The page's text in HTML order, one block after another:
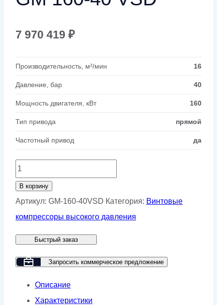
7 970 419 ₽
Производительность, м³/мин 16
Давление, бар 40
Мощность двигателя, кВт 160
Тип привода прямой
Частотный привод да
Количество
товара
Винтовой
компрессор
GM
160-
В корзину
Артикул: GM-160-40VSD Категория: Винтовые
компрессоры высокого давления
Быстрый заказ
Запросить коммерческое предложение
Описание
Характеристики